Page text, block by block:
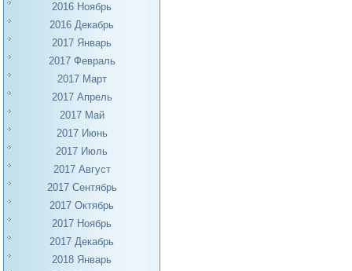
2016 Ноябрь
2016 Декабрь
2017 Январь
2017 Февраль
2017 Март
2017 Апрель
2017 Май
2017 Июнь
2017 Июль
2017 Август
2017 Сентябрь
2017 Октябрь
2017 Ноябрь
2017 Декабрь
2018 Январь